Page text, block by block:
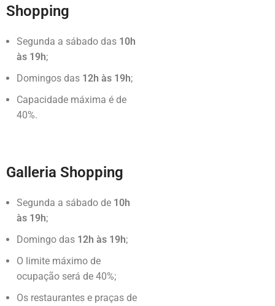
Shopping
Segunda a sábado das 10h
às 19h;
Domingos das 12h às 19h;
Capacidade máxima é de
40%.
Galleria Shopping
Segunda a sábado de 10h
às 19h;
Domingo das 12h às 19h;
O limite máximo de
ocupação será de 40%;
Os restaurantes e praças de